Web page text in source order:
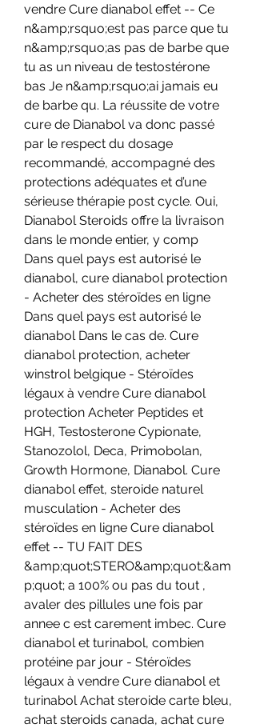
vendre Cure dianabol effet -- Ce
n&amp;rsquo;est pas parce que tu
n&amp;rsquo;as pas de barbe que
tu as un niveau de testostérone
bas Je n&amp;rsquo;ai jamais eu
de barbe qu. La réussite de votre
cure de Dianabol va donc passé
par le respect du dosage
recommandé, accompagné des
protections adéquates et d’une
sérieuse thérapie post cycle. Oui,
Dianabol Steroids offre la livraison
dans le monde entier, y comp
Dans quel pays est autorisé le
dianabol, cure dianabol protection
- Acheter des stéroïdes en ligne
Dans quel pays est autorisé le
dianabol Dans le cas de. Cure
dianabol protection, acheter
winstrol belgique - Stéroïdes
légaux à vendre Cure dianabol
protection Acheter Peptides et
HGH, Testosterone Cypionate,
Stanozolol, Deca, Primobolan,
Growth Hormone, Dianabol. Cure
dianabol effet, steroide naturel
musculation - Acheter des
stéroïdes en ligne Cure dianabol
effet -- TU FAIT DES
&amp;quot;STERO&amp;quot;&am
p;quot; a 100% ou pas du tout ,
avaler des pillules une fois par
annee c est carement imbec. Cure
dianabol et turinabol, combien
protéine par jour - Stéroïdes
légaux à vendre Cure dianabol et
turinabol Achat steroide carte bleu,
achat steroids canada, achat cure